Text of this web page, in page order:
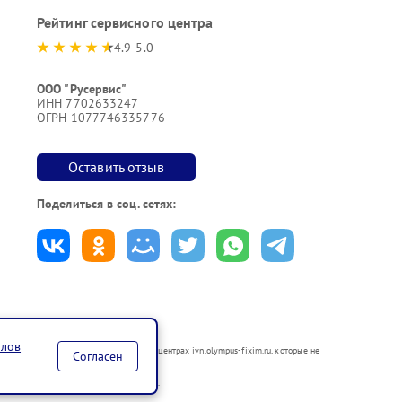
Рейтинг сервисного центра
4.9-5.0
ООО "Русервис"
ИНН 7702633247
ОГРН 1077746335776
Оставить отзыв
Поделиться в соц. сетях:
в неавторизованных сервисных центрах ivn.olympus-fixim.ru, которые не
ремонту техники указанных брендов.
Согласен